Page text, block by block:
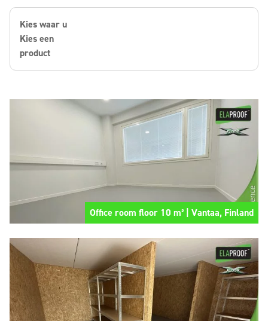
Kies waar u
Kies een
product
Office room floor 10 m² | Vantaa, Finland